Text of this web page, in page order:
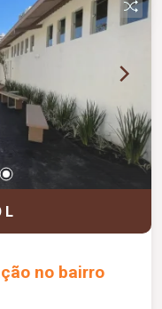
mais
L
no bairro